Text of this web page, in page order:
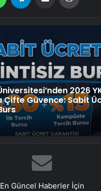
2026
Çifte Güvence: Sabit
En Güncel Haberler İçin